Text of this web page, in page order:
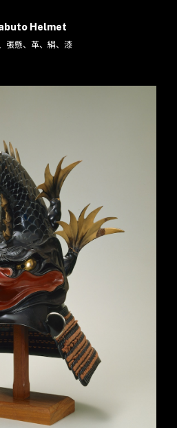
Helmet
張懸、革、絹、漆